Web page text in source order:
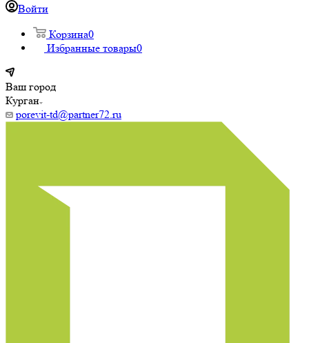
Войти
Корзина0
Избранные товары0
Ваш город
Курган
porevit-td@partner72.ru